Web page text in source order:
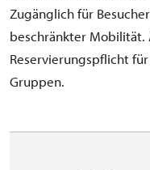
Zugänglich für
beschränkter Mobilität.
Reservierungspflicht
Gruppen.